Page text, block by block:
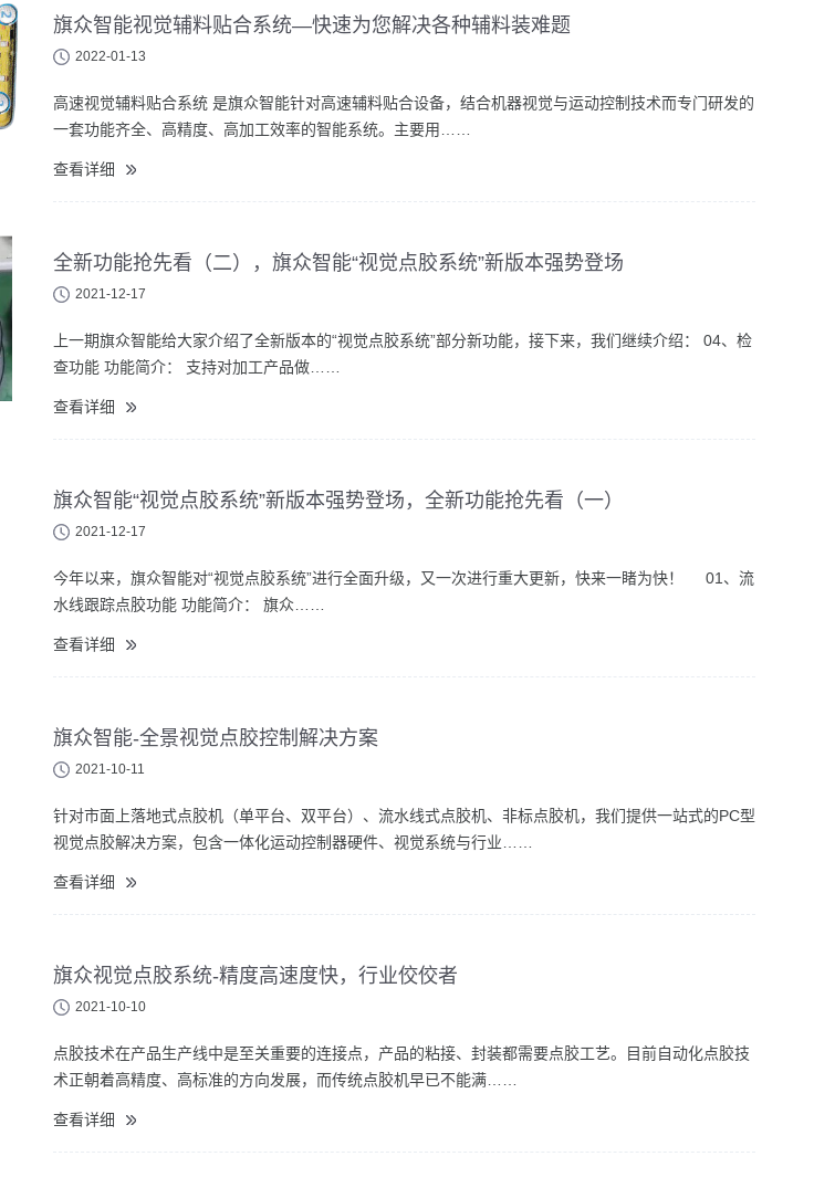
旗众智能视觉辅料贴合系统—快速为您解决各种辅料装难题
2022-01-13
高速视觉辅料贴合系统 是旗众智能针对高速辅料贴合设备，结合机器视觉与运动控制技术而专门研发的
一套功能齐全、高精度、高加工效率的智能系统。主要用……
查看详细
全新功能抢先看（二），旗众智能“视觉点胶系统”新版本强势登场
2021-12-17
上一期旗众智能给大家介绍了全新版本的“视觉点胶系统”部分新功能，接下来，我们继续介绍： 04、检
查功能 功能简介： 支持对加工产品做……
查看详细
旗众智能“视觉点胶系统”新版本强势登场，全新功能抢先看（一）
2021-12-17
今年以来，旗众智能对“视觉点胶系统”进行全面升级，又一次进行重大更新，快来一睹为快！ 01、流
水线跟踪点胶功能 功能简介： 旗众……
查看详细
旗众智能-全景视觉点胶控制解决方案
2021-10-11
针对市面上落地式点胶机（单平台、双平台）、流水线式点胶机、非标点胶机，我们提供一站式的PC型
视觉点胶解决方案，包含一体化运动控制器硬件、视觉系统与行业……
查看详细
旗众视觉点胶系统-精度高速度快，行业佼佼者
2021-10-10
点胶技术在产品生产线中是至关重要的连接点，产品的粘接、封装都需要点胶工艺。目前自动化点胶技
术正朝着高精度、高标准的方向发展，而传统点胶机早已不能满……
查看详细